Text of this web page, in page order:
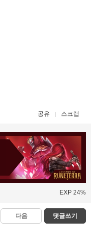
공유 스크랩
EXP 24%
다음 댓글쓰기